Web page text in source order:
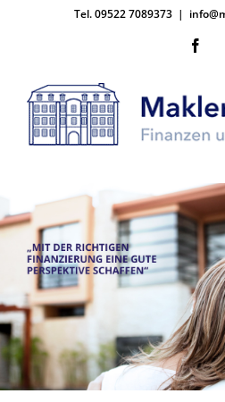
Tel. 09522 7089373 |